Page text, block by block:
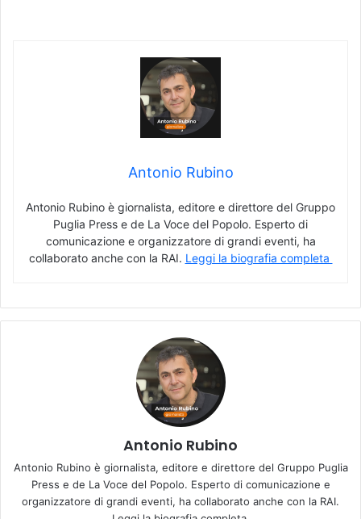
Antonio Rubino
Antonio Rubino è giornalista, editore e direttore del Gruppo
Puglia Press e de La Voce del Popolo. Esperto di
comunicazione e organizzatore di grandi eventi, ha
collaborato anche con la RAI. Leggi la biografia completa
Antonio Rubino
Antonio Rubino è giornalista, editore e direttore del Gruppo Puglia
Press e de La Voce del Popolo. Esperto di comunicazione e
organizzatore di grandi eventi, ha collaborato anche con la RAI.